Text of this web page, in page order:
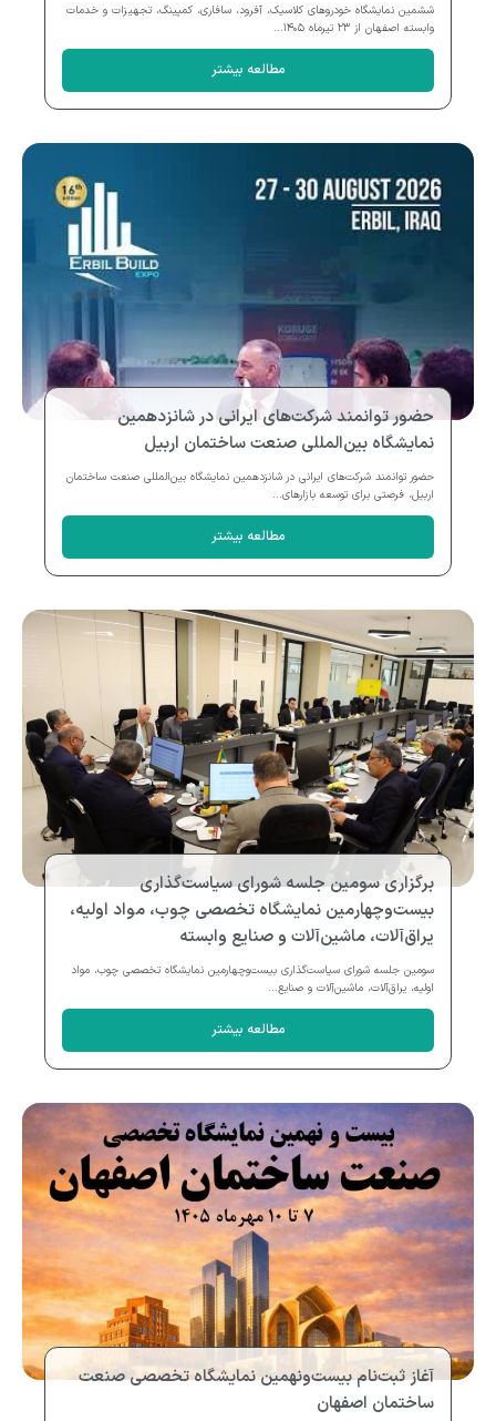
ششمین نمایشگاه خودروهای کلاسیک، آفرود، سافاری، کمپینگ، تجهیزات و خدمات
وابسته اصفهان از ۲۳ تیرماه ۱۴۰۵...
مطالعه بیشتر
حضور توانمند شرکت‌های ایرانی در شانزدهمین
نمایشگاه بین‌المللی صنعت ساختمان اربیل
حضور توانمند شرکت‌های ایرانی در شانزدهمین نمایشگاه بین‌المللی صنعت ساختمان
اربیل، فرصتی برای توسعه بازارهای...
مطالعه بیشتر
برگزاری سومین جلسه شورای سیاست‌گذاری
بیست‌وچهارمین نمایشگاه تخصصی چوب، مواد اولیه،
یراق‌آلات، ماشین‌آلات و صنایع وابسته
سومین جلسه شورای سیاست‌گذاری بیست‌وچهارمین نمایشگاه تخصصی چوب، مواد
اولیه، یراق‌آلات، ماشین‌آلات و صنایع...
مطالعه بیشتر
آغاز ثبت‌نام بیست‌ونهمین نمایشگاه تخصصی صنعت
ساختمان اصفهان